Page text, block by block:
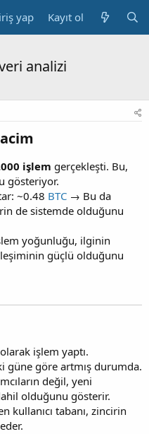
yap Kayıt ol
analizi
işlem gerçekleşti. Bu,
gösteriyor.
~0.48 BTC → Bu da
de sistemde olduğunu
yoğunluğu, ilginin
güçlü olduğunu
işlem yaptı.
güne göre artmış durumda.
değil, yeni
olduğunu gösterir.
kullanıcı tabanı, zincirin